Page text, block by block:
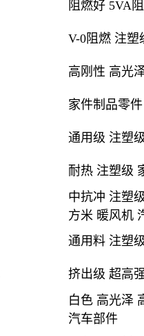
阻燃好 5VA
V-0阻燃 注塑
高刚性 高光
家件制品零
通用级 注塑
耐热 注塑级
中抗冲 注塑
方米 暖风机
通用料 注塑
挤出级 超高
白色 高光泽
汽车部件